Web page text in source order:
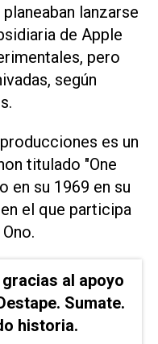
lanzarse
de Apple
pero
según
es un
titulado "One
en su 1969 en su
el que participa
al apoyo
Sumate.
historia.